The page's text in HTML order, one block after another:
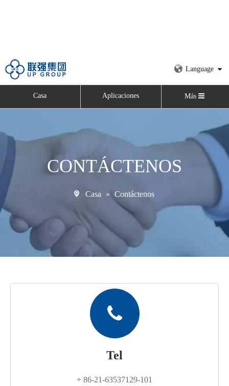
Language
Casa Aplicaciones Más
CONTÁCTENOS
Casa » Contáctenos
Tel
+ 86-21-63537129-101